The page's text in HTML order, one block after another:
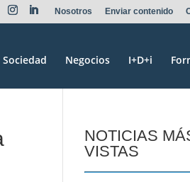
Nosotros Enviar contenido
Sociedad Negocios I+D+i
NOTICIAS
VISTAS